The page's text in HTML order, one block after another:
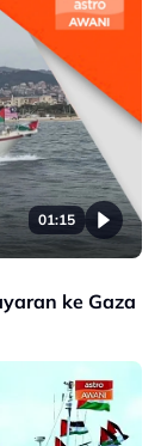
01:15
ke Gaza